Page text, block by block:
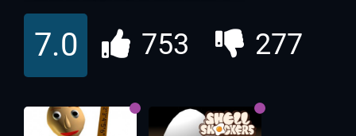
Хэдшот ио
7.0 753 277